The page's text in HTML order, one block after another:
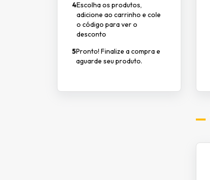
4Escolha os produtos,
adicione ao carrinho e cole
o código para ver o
desconto
5Pronto! Finalize a compra e
aguarde seu produto.